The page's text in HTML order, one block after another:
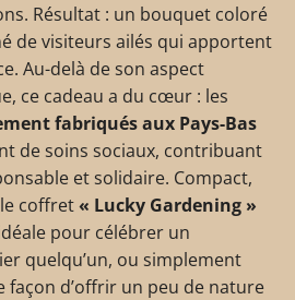
Résultat : un bouquet coloré
de visiteurs ailés qui apportent
Au-delà de son aspect
ce cadeau a du cœur : les
fabriqués aux Pays-Bas
de soins sociaux, contribuant
et solidaire. Compact,
coffret« Lucky Gardening »
pour célébrer un
quelqu’un, ou simplement
façon d’offrir un peu de nature